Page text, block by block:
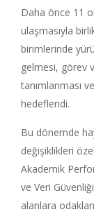
Daha önce 11
ulaşmasıyla
birimlerinde
gelmesi, görev
tanımlanması
hedeflendi.
Bu dönemde
değişiklikleri
Akademik
ve Veri
alanlara